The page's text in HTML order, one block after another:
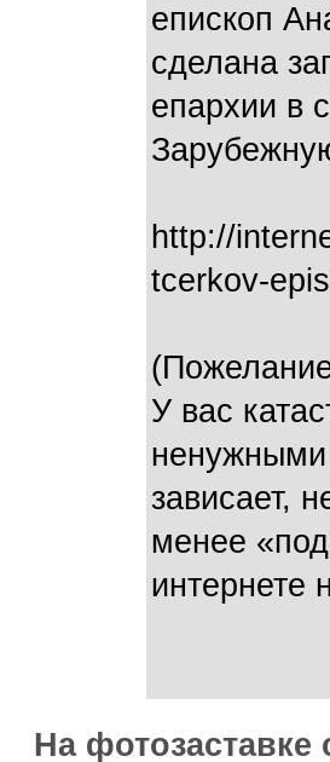
епископ
сделана
епархии в
http://
tcerkov-
У вас
ненужными
зависает,
менее
интернете
На фотозаставке